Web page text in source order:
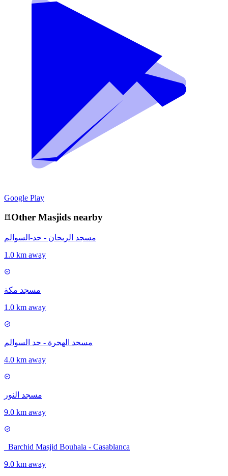
Google Play
Other Masjids nearby
مسجد الريحان - حد-السوالم
1.0 km away
مسجد مكة
1.0 km away
مسجد الهجرة - حد السوالم
4.0 km away
مسجد النور
9.0 km away
_Barchid Masjid Bouhala - Casablanca
9.0 km away